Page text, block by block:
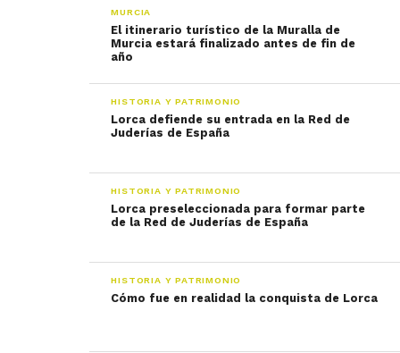
MURCIA
El itinerario turístico de la Muralla de
Murcia estará finalizado antes de fin de
año
HISTORIA Y PATRIMONIO
Lorca defiende su entrada en la Red de
Juderías de España
HISTORIA Y PATRIMONIO
Lorca preseleccionada para formar parte
de la Red de Juderías de España
HISTORIA Y PATRIMONIO
Cómo fue en realidad la conquista de Lorca